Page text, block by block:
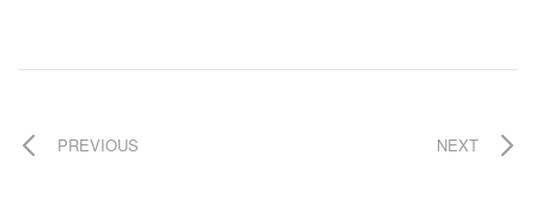
PREVIOUS NEXT